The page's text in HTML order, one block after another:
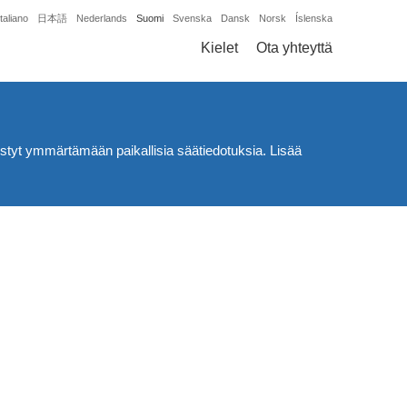
日本語 Nederlands Suomi Svenska Dansk Norsk Íslenska
Kielet Ota yhteyttä
ymmärtämään paikallisia säätiedotuksia. Lisää